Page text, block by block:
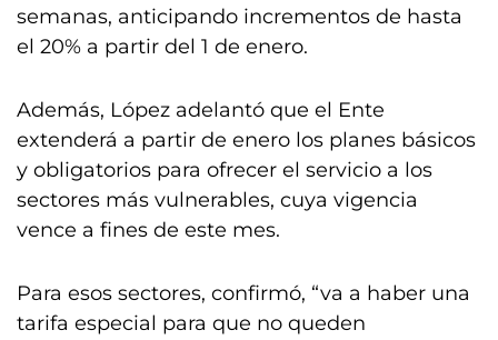
semanas, anticipando incrementos de hasta
el 20% a partir del 1 de enero.
Además, López adelantó que el Ente
extenderá a partir de enero los planes básicos
y obligatorios para ofrecer el servicio a los
sectores más vulnerables, cuya vigencia
vence a fines de este mes.
Para esos sectores, confirmó, “va a haber una
tarifa especial para que no queden